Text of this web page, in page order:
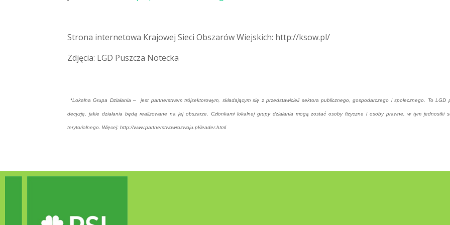
Strona internetowa Krajowej Sieci Obszarów Wiejskich: http://ksow.pl/
Zdjęcia: LGD Puszcza Notecka
*Lokalna Grupa Działania – jest partnerstwem trójsektorowym, składającym się z przedstawicieli sektora publicznego, gospodarczego i społecznego. To LGD
decyzję, jakie działania będą realizowane na jej obszarze. Członkami lokalnej grupy działania mogą zostać osoby fizyczne i osoby prawne, w tym jednostki
terytorialnego. Więcej: http://www.partnerstwowrozwoju.pl/leader.html